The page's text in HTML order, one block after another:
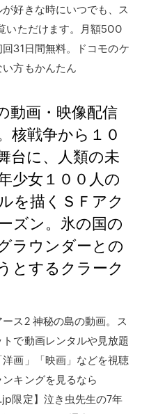
好きな時にいつでも、ス
いただけます。月額500
31日間無料。ドコモのケ
方もかんたん
動画・映像配信
核戦争から１０
台に、人類の未
少女１００人の
を描くＳＦアク
ズン。氷の国の
ラウンダーとの
とするクラーク
ス2 神秘の島の動画。ス
で動画レンタルや見放題
画」「映画」などを視聴
キングを見るなら
限定】泣き虫先生の7年